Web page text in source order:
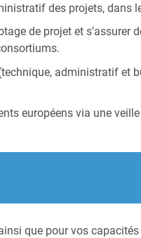
des projets, dans
de projet et
administratif et
européens via une
que pour vos